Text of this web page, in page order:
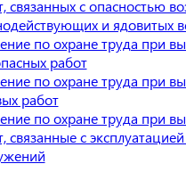
связанных с опасностью
и ядовитых
по охране труда при
работ
по охране труда при
работ
по охране труда при
связанные с